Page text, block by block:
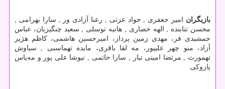
بازیگران
امیر جعفری , جواد عزتی , رعنا آزادی ور , سارا بهرامی ,
محسن تنابنده , الهه حصاری , هانیه توسلی , سعید چنگیزیان، عباس
جمشیدی ‌فر، مهدی زمین‌ پرداز، امیرحسین هاشمی، کاظم هژیر
آزاد، منو چهر علیپور، مه ‌لقا باقری، مایده تهماسبی , سیاوش
تهمورث , مرتضا امینی ‌تبار , سارا حاتمی , نیوشا علی ‌پور و مه‌یاس
پازوکی